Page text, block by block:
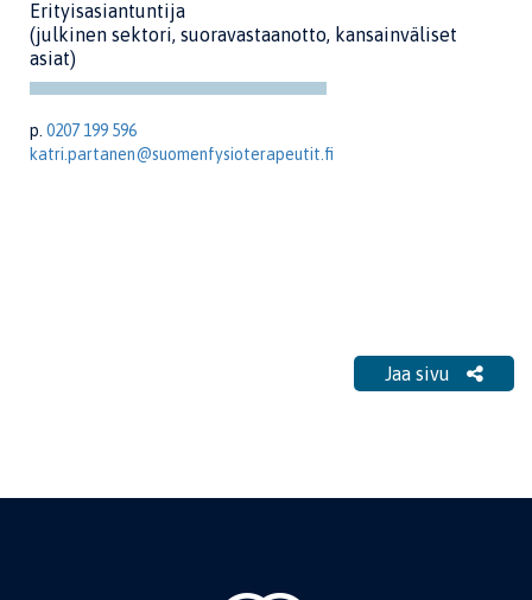
Erityisasiantuntija
(julkinen sektori, suoravastaanotto, kansainväliset
asiat)
p. 0207 199 596
katri.partanen@suomenfysioterapeutit.fi
Jaa sivu